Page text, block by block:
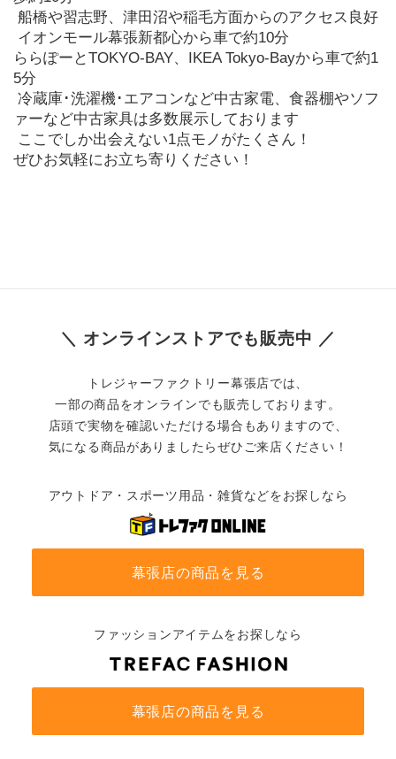
船橋や習志野、津田沼や稲毛方面からのアクセス良好
イオンモール幕張新都心から車で約10分
ららぽーとTOKYO-BAY、IKEA Tokyo-Bayから車で約1
5分
ァーなど中古家具は多数展示しております
ここでしか出会えない1点モノがたくさん！
ぜひお気軽にお立ち寄りください！
＼ オンラインストアでも販売中 ／
トレジャーファクトリー幕張店では、
一部の商品をオンラインでも販売しております。
店頭で実物を確認いただける場合もありますので、
気になる商品がありましたらぜひご来店ください！
アウトドア・スポーツ用品・雑貨などをお探しなら
幕張店の商品を見る
ファッションアイテムをお探しなら
幕張店の商品を見る